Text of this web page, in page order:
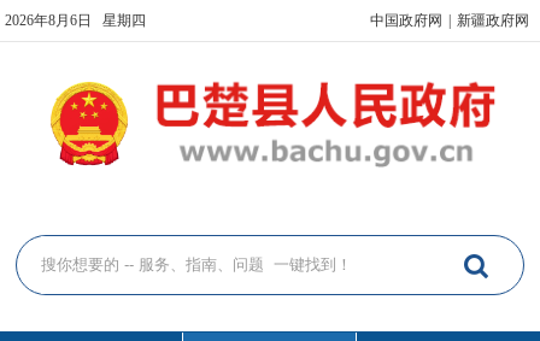
2026年8月6日 星期四 中国政府网 新疆政府网